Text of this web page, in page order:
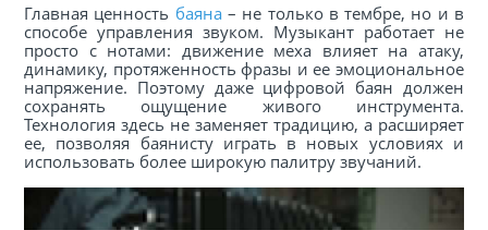
Главная ценность баяна – не только в тембре, но и в
способе управления звуком. Музыкант работает не
просто с нотами: движение меха влияет на атаку,
динамику, протяженность фразы и ее эмоциональное
напряжение. Поэтому даже цифровой баян должен
сохранять ощущение живого инструмента.
Технология здесь не заменяет традицию, а расширяет
ее, позволяя баянисту играть в новых условиях и
использовать более широкую палитру звучаний.